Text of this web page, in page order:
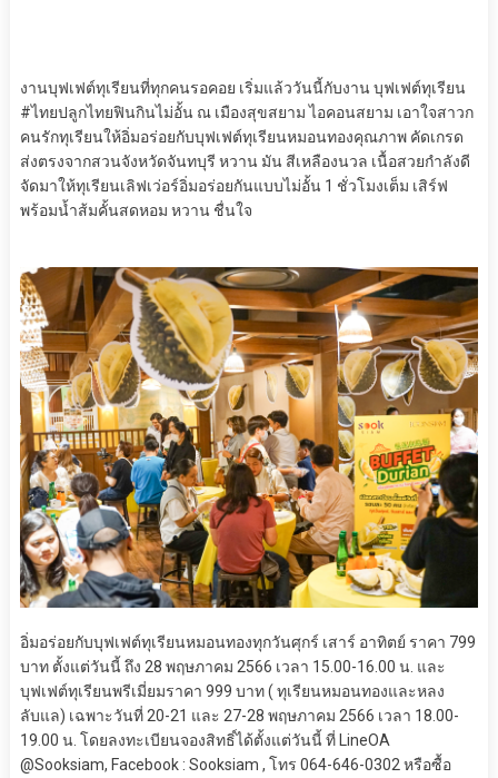
งานบุฟเฟต์ทุเรียนที่ทุกคนรอคอย เริ่มแล้ววันนี้กับงาน บุฟเฟต์ทุเรียน
#ไทยปลูกไทยฟินกินไม่อั้น ณ เมืองสุขสยาม ไอคอนสยาม เอาใจสาวก
คนรักทุเรียนให้อิ่มอร่อยกับบุฟเฟต์ทุเรียนหมอนทองคุณภาพ คัดเกรด
ส่งตรงจากสวนจังหวัดจันทบุรี หวาน มัน สีเหลืองนวล เนื้อสวยกำลังดี
จัดมาให้ทุเรียนเลิฟเว่อร์อิ่มอร่อยกันแบบไม่อั้น 1 ชั่วโมงเต็ม เสิร์ฟ
พร้อมน้ำส้มคั้นสดหอม หวาน ชื่นใจ
อิ่มอร่อยกับบุฟเฟต์ทุเรียนหมอนทองทุกวันศุกร์ เสาร์ อาทิตย์ ราคา 799
บาท ตั้งแต่วันนี้ ถึง 28 พฤษภาคม 2566 เวลา 15.00-16.00 น. และ
บุฟเฟต์ทุเรียนพรีเมี่ยมราคา 999 บาท ( ทุเรียนหมอนทองและหลง
ลับแล) เฉพาะวันที่ 20-21 และ 27-28 พฤษภาคม 2566 เวลา 18.00-
19.00 น. โดยลงทะเบียนจองสิทธิ์ได้ตั้งแต่วันนี้ ที่ LineOA
@Sooksiam, Facebook : Sooksiam , โทร 064-646-0302 หรือซื้อ